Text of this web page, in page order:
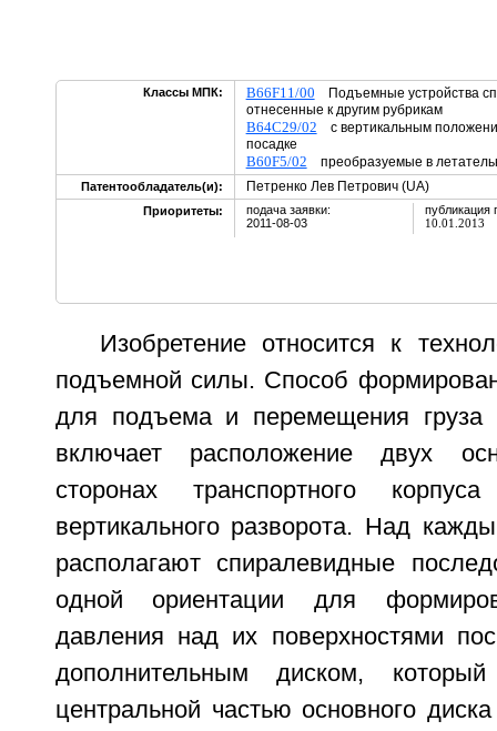
Классы МПК: B66F11/00 Подъемные устройства
отнесенные к другим рубрикам
B64C29/02 с вертикальным
посадке
B60F5/02 преобразуемые в
Патентообладатель(и): Петренко Лев Петрович (UA)
Приоритеты:
подача заявки:
2011-08-03
публикация
10.01.2013
Изобретение относится к
подъемной силы. Способ
для подъема и перемещения груза
включает расположение двух
сторонах транспортного
вертикального разворота. Над
располагают спиралевидные
одной ориентации для
давления над их поверхностями
дополнительным диском,
центральной частью основного